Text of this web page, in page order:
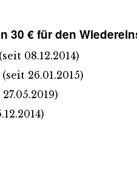
30 € für den
08.12.2014)
26.01.2015)